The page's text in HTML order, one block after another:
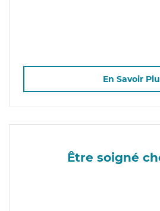
En Savoir
Être soigné